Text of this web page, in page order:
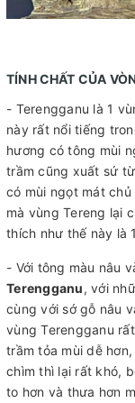
TÍNH CHẤT CỦA
- Terengganu là 1
này rất nổi tiếng
hương có tông mùi
trầm cũng xuất sứ
có mùi ngọt mát
mà vùng Tereng lại
thích như thế này là
- Với tông màu nâu
Terengganu, với
cùng với sớ gỗ nâu
vùng Terengganu
trầm tỏa mùi dễ
chìm thì lại rất khó,
to hơn và thưa hơn